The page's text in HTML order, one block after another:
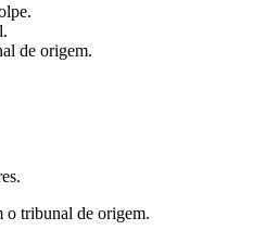
de origem.
o tribunal de origem.